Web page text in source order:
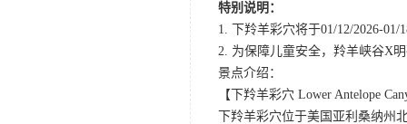
特别说明：
1. 下羚羊彩穴将于01/12/2026-
2. 为保障儿童安全，羚羊峡谷X
景点介绍：
【下羚羊彩穴 Lower Antelope
下羚羊彩穴位于美国亚利桑纳